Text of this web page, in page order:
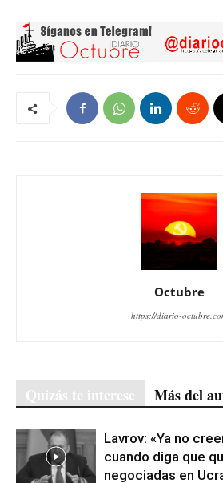
Octubre
https://diario-
Quizás te interese Más del
Lavrov: «Ya no
cuando diga que
negociadas en